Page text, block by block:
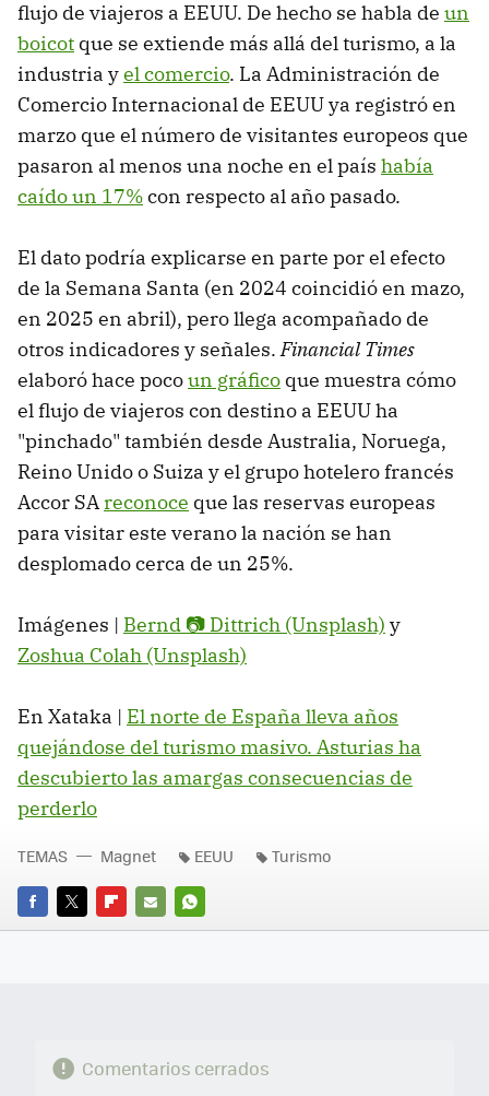
flujo de viajeros a EEUU. De hecho se habla de un
boicot que se extiende más allá del turismo, a la
industria yel comercio. La Administración de
Comercio Internacional de EEUU ya registró en
marzo que el número de visitantes europeos que
pasaron al menos una noche en el país había
caído un 17%con respecto al año pasado.
El dato podría explicarse en parte por el efecto
de la Semana Santa (en 2024 coincidió en mazo,
en 2025 en abril), pero llega acompañado de
otros indicadores y señales.Financial Times
elaboró hace pocoun gráfico que muestra cómo
el flujo de viajeros con destino a EEUU ha
"pinchado" también desde Australia, Noruega,
Reino Unido o Suiza y el grupo hotelero francés
Accor SAreconoce que las reservas europeas
para visitar este verano la nación se han
desplomado cerca de un 25%.
Imágenes | Bernd 📷 Dittrich (Unsplash) y
Zoshua Colah (Unsplash)
En Xataka | El norte de España lleva años
quejándose del turismo masivo. Asturias ha
descubierto las amargas consecuencias de
perderlo
FACEBOOK
TWITTERFLIPBOARD
E-
WHATSAPP
TEMAS Magnet EEUU Turismo
Comentarios cerrados